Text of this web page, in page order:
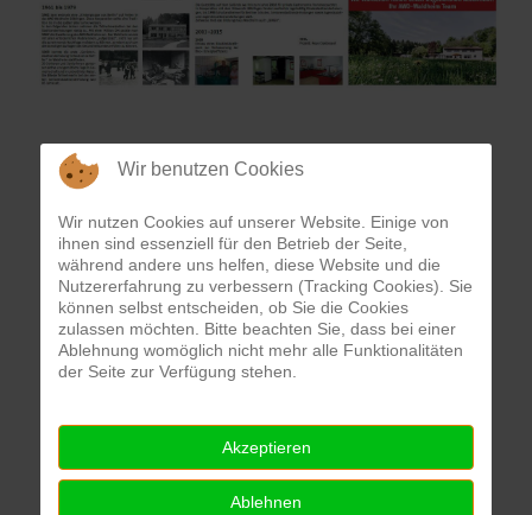
Wir benutzen Cookies
Wir nutzen Cookies auf unserer Website. Einige von
ihnen sind essenziell für den Betrieb der Seite,
während andere uns helfen, diese Website und die
Nutzererfahrung zu verbessern (Tracking Cookies). Sie
können selbst entscheiden, ob Sie die Cookies
zulassen möchten. Bitte beachten Sie, dass bei einer
Ablehnung womöglich nicht mehr alle Funktionalitäten
der Seite zur Verfügung stehen.
Akzeptieren
Ablehnen